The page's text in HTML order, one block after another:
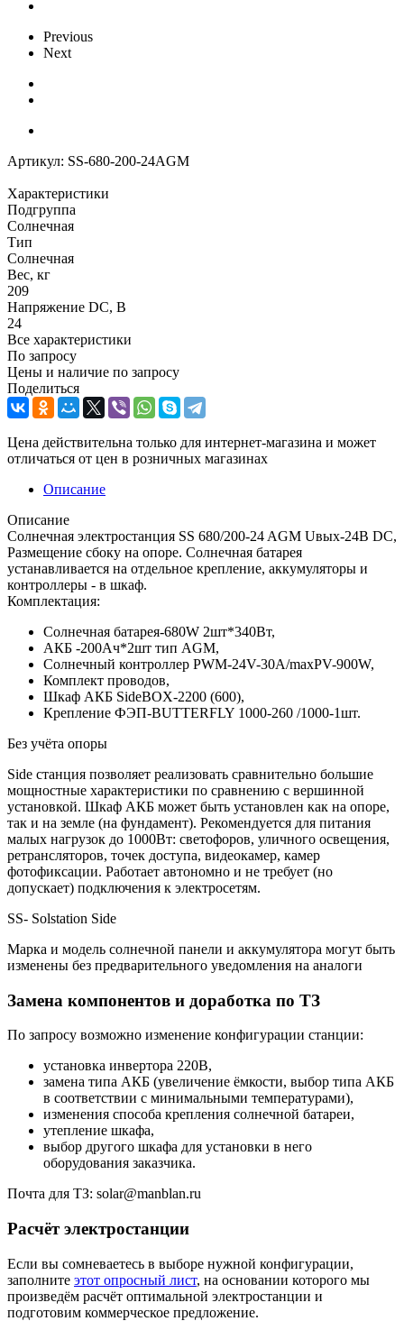
Previous
Next
Артикул: SS-680-200-24AGM
Характеристики
Подгруппа
Солнечная
Тип
Солнечная
Вес, кг
209
Напряжение DC, В
24
Все характеристики
По запросу
Цены и наличие по запросу
Поделиться
Цена действительна только для интернет-магазина и может
отличаться от цен в розничных магазинах
Описание
Описание
Солнечная электростанция SS 680/200-24 AGM Uвых-24В DC,
Размещение сбоку на опоре. Солнечная батарея
устанавливается на отдельное крепление, аккумуляторы и
контроллеры - в шкаф.
Комплектация:
Солнечная батарея-680W 2шт*340Вт,
АКБ -200Aч*2шт тип AGM,
Солнечный контроллер PWM-24V-30A/maxPV-900W,
Комплект проводов,
Шкаф АКБ SideBOX-2200 (600),
Крепление ФЭП-BUTTERFLY 1000-260 /1000-1шт.
Без учёта опоры
Side станция позволяет реализовать сравнительно большие
мощностные характеристики по сравнению с вершинной
установкой. Шкаф АКБ может быть установлен как на опоре,
так и на земле (на фундамент). Рекомендуется для питания
малых нагрузок до 1000Вт: светофоров, уличного освещения,
ретрансляторов, точек доступа, видеокамер, камер
фотофиксации. Работает автономно и не требует (но
допускает) подключения к электросетям.
SS- Solstation Side
Марка и модель солнечной панели и аккумулятора могут быть
изменены без предварительного уведомления на аналоги
Замена компонентов и доработка по ТЗ
По запросу возможно изменение конфигурации станции:
установка инвертора 220В,
замена типа АКБ (увеличение ёмкости, выбор типа АКБ
в соответствии с минимальными температурами),
изменения способа крепления солнечной батареи,
утепление шкафа,
выбор другого шкафа для установки в него
оборудования заказчика.
Почта для ТЗ: solar@manblan.ru
Расчёт электростанции
Если вы сомневаетесь в выборе нужной конфигурации,
заполните этот опросный лист, на основании которого мы
произведём расчёт оптимальной электростанции и
подготовим коммерческое предложение.